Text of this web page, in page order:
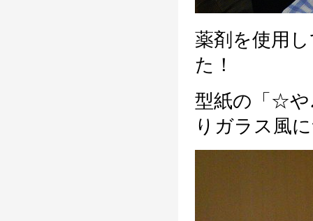
薬剤を使用
た！
型紙の「☆や
りガラス風